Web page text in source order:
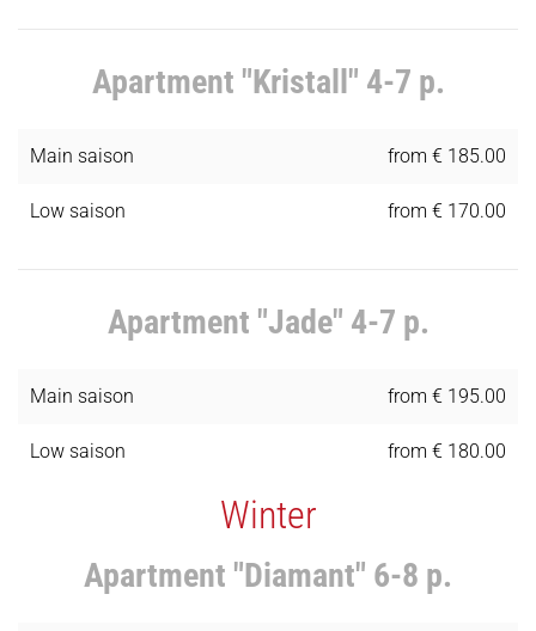
Apartment "Kristall" 4-7 p.
Main saison from € 185.00
Low saison from € 170.00
Apartment "Jade" 4-7 p.
Main saison from € 195.00
Low saison from € 180.00
Winter
Apartment "Diamant" 6-8 p.